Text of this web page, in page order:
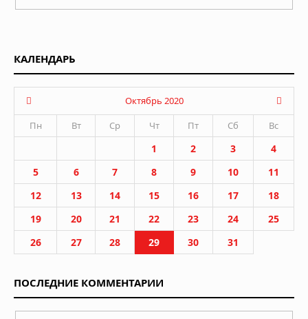
КАЛЕНДАРЬ
Октябрь 2020
Пн
Вт Ср Чт Пт Сб Вс
1 2 3
4
5
6 7 8 9 10
11
12
13 14 15 16 17
18
19
20 21 22 23 24
25
26
27 28 29 30 31
ПОСЛЕДНИЕ КОММЕНТАРИИ